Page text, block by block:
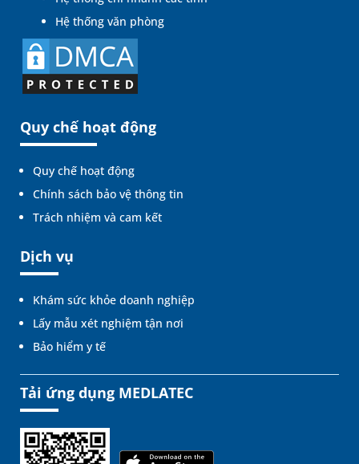
Hệ thống văn phòng
Quy chế hoạt động
Quy chế hoạt động
Chính sách bảo vệ thông tin
Trách nhiệm và cam kết
Dịch vụ
Khám sức khỏe doanh nghiệp
Lấy mẫu xét nghiệm tận nơi
Bảo hiểm y tế
Tải ứng dụng MEDLATEC